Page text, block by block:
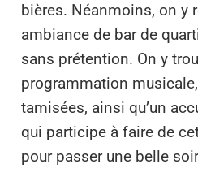
bières. Néanmoins, on y
ambiance de bar de
sans prétention. On y
programmation
tamisées, ainsi qu’un
qui participe à faire de
pour passer une belle